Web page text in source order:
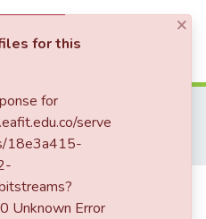
Revista Universidad EAFIT, Vol. 35, Núm. 116 (1999)
Corporificación
×
for this
for
serve
18e3a415-
Unknown Error